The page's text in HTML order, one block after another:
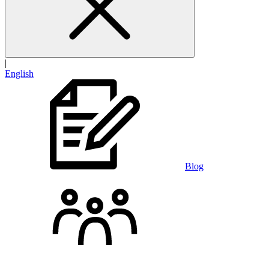
|
English
Blog